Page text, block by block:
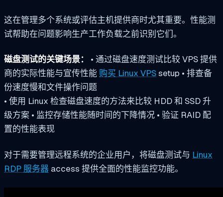
这在管理多个系统或评估主机提供商时尤其重要。性能测
试帮助在问题影响生产工作负载之前识别它们。
磁盘测试的关键场景：
• 通过磁盘速度测试比较 VPS 提供
商的实际性能与宣传性能 购买 Linux VPSsetup • 排查备
份速度慢和文件操作问题
• 使用 Linux 检查磁盘速度的方法来比较 HDD 和 SSD 升
级方案 • 监控存储性能随时间的下降情况 • 验证 RAID 配
置的性能表现
对于需要管理远程系统的企业用户，将磁盘测试与 Linux
RDP 服务器 access 提供全面的性能监控功能。